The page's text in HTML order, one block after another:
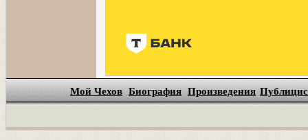
Мой Чехов Биография Произведения